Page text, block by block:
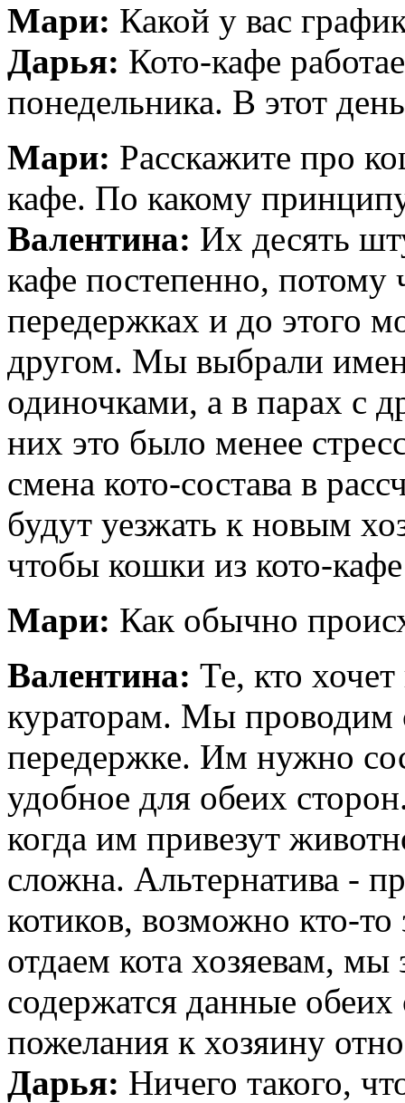
Мари: Какой у вас
Дарья: Кото-кафе
понедельника. В этот
Мари: Расскажите про
кафе. По какому
Валентина: Их десять
кафе постепенно,
передержках и до этого
другом. Мы выбрали
одиночками, а в парах с
них это было менее
смена кото-состава в
будут уезжать к новым
чтобы кошки из кото-
Мари: Как обычно
Валентина: Те, кто хочет
кураторам. Мы проводим
передержке. Им нужно
удобное для обеих
когда им привезут
сложна. Альтернатива -
котиков, возможно кто-
отдаем кота хозяевам,
содержатся данные
пожелания к хозяину
Дарья: Ничего такого,